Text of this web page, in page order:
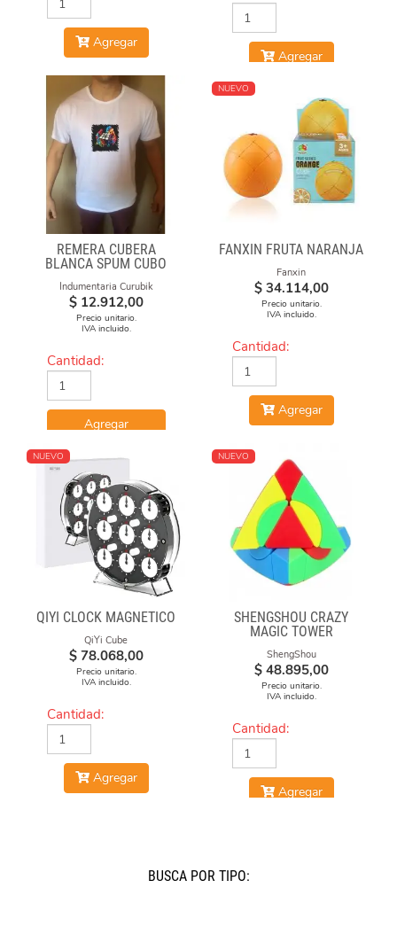
Agregar
Agregar
REMERA CUBERA
BLANCA SPUM CUBO
Indumentaria Curubik
$ 12.912,00
Precio unitario.
IVA incluido.
Cantidad:
Agregar
NUEVO
FANXIN FRUTA NARANJA
Fanxin
$ 34.114,00
Precio unitario.
IVA incluido.
Cantidad:
Agregar
NUEVO
QIYI CLOCK MAGNÉTICO
QiYi Cube
$ 78.068,00
Precio unitario.
IVA incluido.
Cantidad:
Agregar
NUEVO
SHENGSHOU CRAZY
MAGIC TOWER
ShengShou
$ 48.895,00
Precio unitario.
IVA incluido.
Cantidad:
Agregar
BUSCÁ POR TIPO: